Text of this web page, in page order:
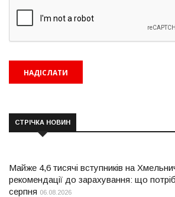
СТРІЧКА НОВИН
Майже 4,6 тисячі вступників на
рекомендації до зарахування: що
серпня 06.08.2026